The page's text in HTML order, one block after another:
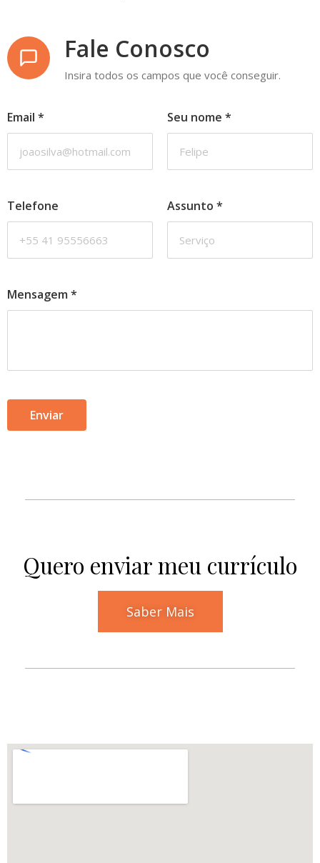
Fale Conosco
Insira todos os campos que você conseguir.
Email * Seu nome *
Telefone Assunto *
Mensagem *
Enviar
Quero enviar meu currículo
Saber Mais